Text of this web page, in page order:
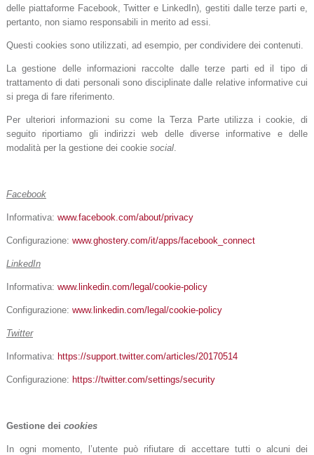
delle piattaforme Facebook, Twitter e LinkedIn), gestiti dalle terze parti e,
pertanto, non siamo responsabili in merito ad essi.
Questi cookies sono utilizzati, ad esempio, per condividere dei contenuti.
La gestione delle informazioni raccolte dalle terze parti ed il tipo di
trattamento di dati personali sono disciplinate dalle relative informative cui
si prega di fare riferimento.
Per ulteriori informazioni su come la Terza Parte utilizza i cookie, di
seguito riportiamo gli indirizzi web delle diverse informative e delle
modalità per la gestione dei cookie social.
Facebook
Informativa: www.facebook.com/about/privacy
Configurazione: www.ghostery.com/it/apps/facebook_connect
LinkedIn
Informativa: www.linkedin.com/legal/cookie-policy
Configurazione: www.linkedin.com/legal/cookie-policy
Twitter
Informativa: https://support.twitter.com/articles/20170514
Configurazione: https://twitter.com/settings/security
Gestione dei cookies
In ogni momento, l’utente può rifiutare di accettare tutti o alcuni dei